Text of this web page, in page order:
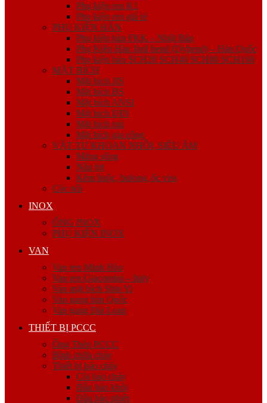
Phụ kiện ren K1
Phụ kiện ren giá rẻ
PHỤ KIỆN HÀN
Phụ kiện hàn FKK – Nhật Bản
Phụ Kiện Hàn Jinil bend (Dybend) – Hàn Quốc
Phụ kiện hàn SCH20 SCH40 SCH80 SCH160
MẶT BÍCH
Mặt bích JIS
Mặt bích BS
Mặt bích ANSI
Mặt bích DIN
Mặt bích mù
Mặt bích gia công
VẬT TƯ KHOAN NHỒI, SIÊU ÂM
Măng sông
Nắp bịt
Kẽm buộc, bulong, ốc viss
Cóc nối
INOX
ỐNG INOX
PHỤ KIỆN INOX
VAN
Van ren Minh Hòa
Van ren Giacomini – Italy
Van mặt bích Shin Yi
Van gang hàn Quốc
Van gang Đài Loan
THIẾT BỊ PCCC
Ống Thép PCCC
Bình chữa cháy
Thiết bị báo cháy
Còi báo cháy
Đầu báo khói
Đầu báo nhiệt